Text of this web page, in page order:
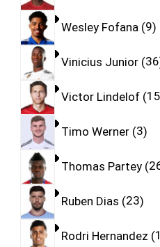
Wesley Fofana 9
Vinicius Junior 36
Victor Lindelof 15
Timo Werner 3
Thomas Partey
Ruben Dias 23
Rodri Hernandez